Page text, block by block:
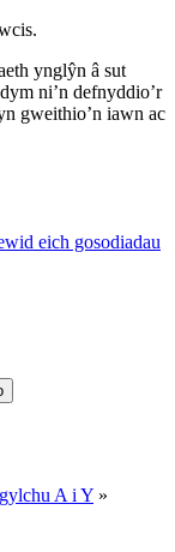
ynglŷn â sut
ni’n defnyddio’r
gweithio’n iawn ac
eich gosodiadau
A i Y »